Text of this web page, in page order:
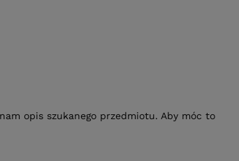
opis szukanego przedmiotu. Aby móc to